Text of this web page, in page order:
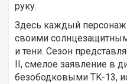
руку.
Здесь каждый
своими
и тени. Сезон
II, смелое заявление в
безободковыми TK-13,